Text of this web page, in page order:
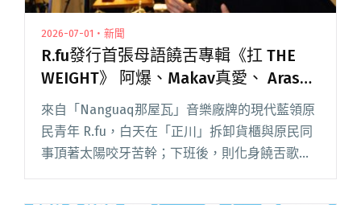
2026-07-01・新聞
R.fu發行首張母語饒舌專輯《扛 THE
WEIGHT》 阿爆、Makav真愛、 Arase
阿拉斯助陣
來自「Nanguaq那屋瓦」音樂廠牌的現代藍領原
民青年 R.fu，白天在「正川」拆卸貨櫃與原民同
事頂著太陽咬牙苦幹；下班後，則化身饒舌歌
手，詠唱融合撒奇萊雅語的靈魂饒舌，今日